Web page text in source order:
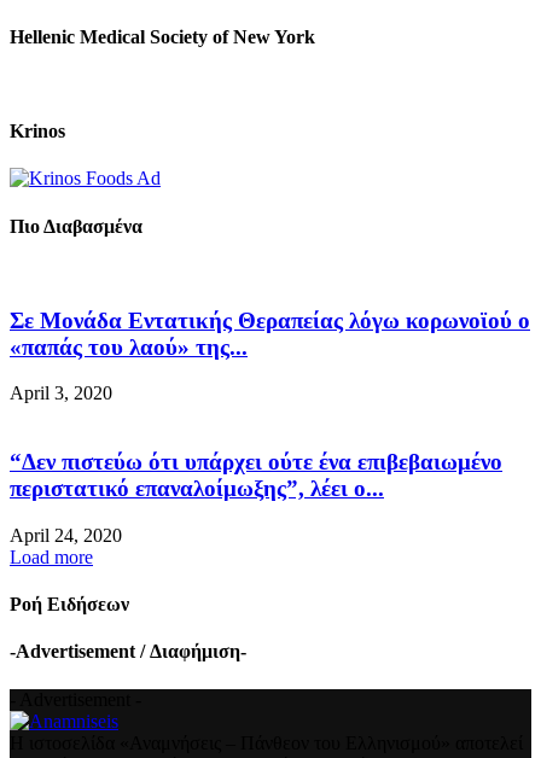
Hellenic Medical Society of New York
Krinos
Πιο Διαβασμένα
Σε Μονάδα Εντατικής Θεραπείας λόγω κορωνοϊού ο
«παπάς του λαού» της...
April 3, 2020
“Δεν πιστεύω ότι υπάρχει ούτε ένα επιβεβαιωμένο
περιστατικό επαναλοίμωξης”, λέει ο...
April 24, 2020
Load more
Ροή Ειδήσεων
-Advertisement / Διαφήμιση-